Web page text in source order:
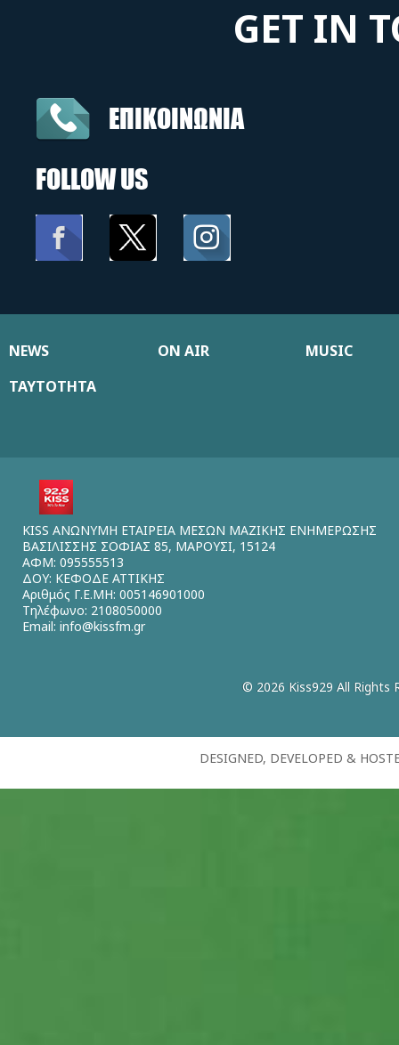
GET IN
ΕΠΙΚΟΙΝΩΝΙΑ
FOLLOW US
NEWS ON AIR
MUSIC
ΤΑΥΤΟΤΗΤΑ
KISS ΑΝΩΝΥΜΗ ΕΤΑΙΡΕΙΑ ΜΕΣΩΝ ΜΑΖΙΚΗΣ ΕΝΗΜΕΡΩΣΗΣ
ΒΑΣΙΛΙΣΣΗΣ ΣΟΦΙΑΣ 85, ΜΑΡΟΥΣΙ, 15124
ΑΦΜ: 095555513
ΔΟΥ: ΚΕΦΟΔΕ ΑΤΤΙΚΗΣ
Αριθμός Γ.Ε.ΜΗ: 005146901000
Τηλέφωνο: 2108050000
Email: info@kissfm.gr
© 2026 Kiss929 All Rights
DESIGNED, DEVELOPED &